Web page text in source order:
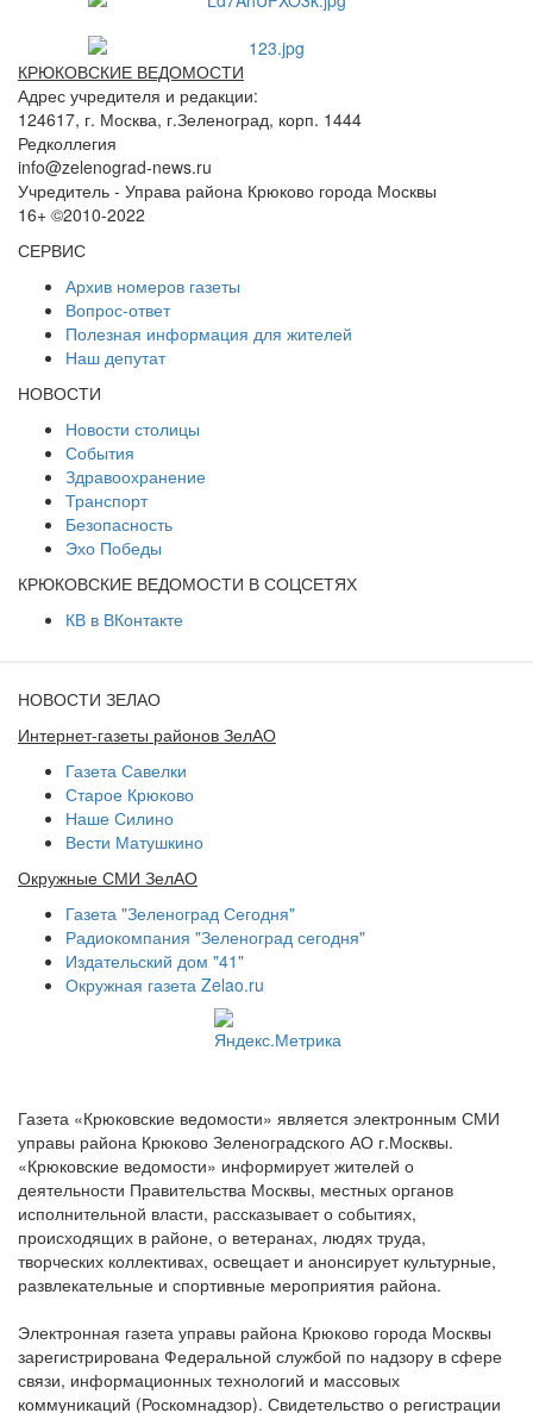
КРЮКОВСКИЕ ВЕДОМОСТИ
Адрес учредителя и редакции:
124617, г. Москва, г.Зеленоград, корп. 1444
Редколлегия
info@zelenograd-news.ru
Учредитель - Управа района Крюково города Москвы
16+ ©2010-2022
СЕРВИС
Архив номеров газеты
Вопрос-ответ
Полезная информация для жителей
Наш депутат
НОВОСТИ
Новости столицы
События
Здравоохранение
Транспорт
Безопасность
Эхо Победы
КРЮКОВСКИЕ ВЕДОМОСТИ В СОЦСЕТЯХ
КВ в ВКонтакте
НОВОСТИ ЗЕЛАО
Интернет-газеты районов ЗелАО
Газета Савелки
Старое Крюково
Наше Силино
Вести Матушкино
Окружные СМИ ЗелАО
Газета "Зеленоград Сегодня"
Радиокомпания "Зеленоград сегодня"
Издательский дом "41"
Окружная газета Zelao.ru
Газета «Крюковские ведомости» является электронным СМИ
управы района Крюково Зеленоградского АО г.Москвы.
«Крюковские ведомости» информирует жителей о
деятельности Правительства Москвы, местных органов
исполнительной власти, рассказывает о событиях,
происходящих в районе, о ветеранах, людях труда,
творческих коллективах, освещает и анонсирует культурные,
развлекательные и спортивные мероприятия района.
Электронная газета управы района Крюково города Москвы
зарегистрирована Федеральной службой по надзору в сфере
связи, информационных технологий и массовых
коммуникаций (Роскомнадзор). Свидетельство о регистрации